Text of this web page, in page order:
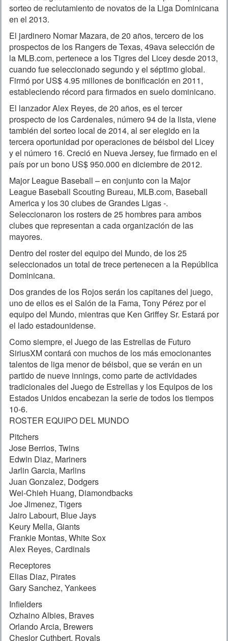
sorteo de reclutamiento de novatos de la Liga Dominicana
en el 2013.
El jardinero Nomar Mazara, de 20 años, tercero de los
prospectos de los Rangers de Texas, 49ava selección de
la MLB.com, pertenece a los Tigres del Licey desde 2013,
cuando fue seleccionado segundo y el séptimo global.
Firmó por US$ 4.95 millones de bonificación en 2011,
estableciendo récord para firmados en suelo dominicano.
El lanzador Alex Reyes, de 20 años, es el tercer
prospecto de los Cardenales, número 94 de la lista, viene
también del sorteo local de 2014, al ser elegido en la
tercera oportunidad por operaciones de béisbol del Licey
y el número 16. Creció en Nueva Jersey, fue firmado en el
país por un bono US$ 950.000 en diciembre de 2012.
Major League Baseball – en conjunto con la Major
League Baseball Scouting Bureau, MLB.com, Baseball
America y los 30 clubes de Grandes Ligas -.
Seleccionaron los rosters de 25 hombres para ambos
clubes que representan a cada organización de las
mayores.
Dentro del roster del equipo del Mundo, de los 25
seleccionados un total de trece pertenecen a la República
Dominicana.
Dos grandes de los Rojos serán los capitanes del juego,
uno de ellos es el Salón de la Fama, Tony Pérez por el
equipo del Mundo, mientras que Ken Griffey Sr. Estará por
el lado estadounidense.
Como siempre, el Juego de las Estrellas de Futuro
SiriusXM contará con muchos de los más emocionantes
talentos de liga menor de béisbol, que se verán en un
partido de nueve innings, como parte de actividades
tradicionales del Juego de Estrellas y los Equipos de los
Estados Unidos encabezan la serie de todos los tiempos
10-6.
ROSTER EQUIPO DEL MUNDO
Pitchers
Jose Berrios, Twins
Edwin Diaz, Mariners
Jarlin Garcia, Marlins
Juan Gonzalez, Dodgers
Wei-Chieh Huang, Diamondbacks
Joe Jimenez, Tigers
Jairo Labourt, Blue Jays
Keury Mella, Giants
Frankie Montas, White Sox
Alex Reyes, Cardinals
Receptores
Elias Diaz, Pirates
Gary Sanchez, Yankees
Infielders
Ozhaino Albies, Braves
Orlando Arcia, Brewers
Cheslor Cuthbert, Royals